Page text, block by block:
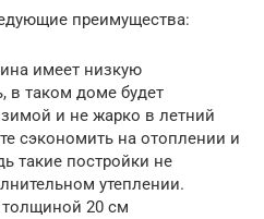
преимущества:
имеет низкую
в таком доме будет
и не жарко в летний
сэкономить на отоплении и
такие постройки не
утеплении.
толщиной 20 см